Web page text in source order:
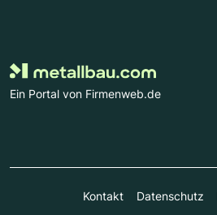
Ein Portal von Firmenweb.de
Kontakt Datenschutz